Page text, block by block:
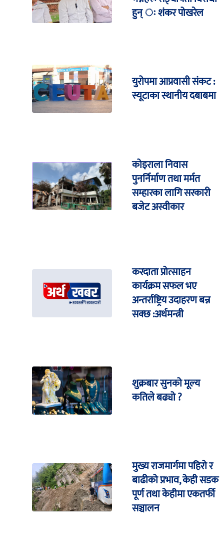
हुन् ः शंकर पोखरेल
युरोपमा आप्रवासी संकट :
स्यूटाका स्थानीय दबाबमा
कोइराला निवास
पुनर्निर्माण तथा मर्मत
सम्हारका लागि सरकारी
बजेट अस्वीकार
करदाता प्रोत्साहन
कार्यक्रम सफल भए
अन्तर्राष्ट्रिय उदाहरण बन्न
सक्छ :अर्थमन्त्री
शुक्रबार सुनको मूल्य
कतिले बढ्यो ?
मुख्य राजमार्गमा पहिरो र
बाढीको प्रभाव, केही सडक
पूर्ण तथा केहीमा एकतर्फी
सञ्चालन